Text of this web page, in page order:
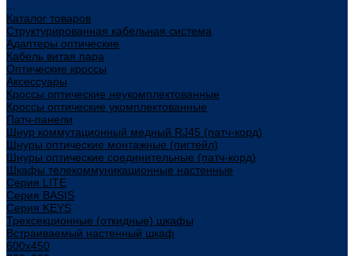
Каталог товаров
Структурированная кабельная система
Адаптеры оптические
Кабель витая пара
Оптические кроссы
Аксессуары
Кроссы оптические неукомплектованные
Кроссы оптические укомплектованные
Патч-панели
Шнур коммутационный медный RJ45 (патч-корд)
Шнуры оптические монтажные (пигтейл)
Шнуры оптические соединительные (патч-корд)
Шкафы телекоммуникационные настенные
Cерия LITE
Cерия BASIS
Cерия KEYS
Трехсекционные (откидные) шкафы
Встраиваемый настенный шкаф
600x450